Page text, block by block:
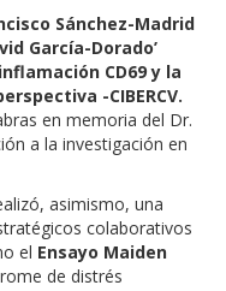
Sánchez-Madrid
García-Dorado’
CD69 y la
-CIBERCV.
en memoria del Dr.
a la investigación en
, asimismo, una
colaborativos
el Ensayo Maiden
de distrés